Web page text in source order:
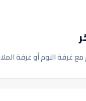
غرفة النوم أو غرفة